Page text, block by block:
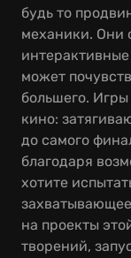
будь то
механики. Они
может
большего.
кино:
до самого
благодаря
хотите
на проекты
творений,